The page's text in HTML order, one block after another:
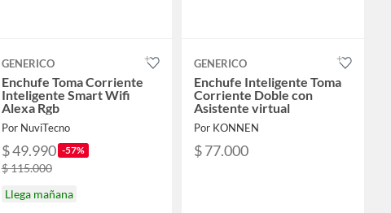
GENERICO
Enchufe Toma Corriente
Inteligente Smart Wifi
Alexa Rgb
Por NuviTecno
$ 49.990 -57%
$ 115.000
Llega mañana
GENERICO
Enchufe Inteligente Toma
Corriente Doble con
Asistente virtual
Por KONNEN
$ 77.000